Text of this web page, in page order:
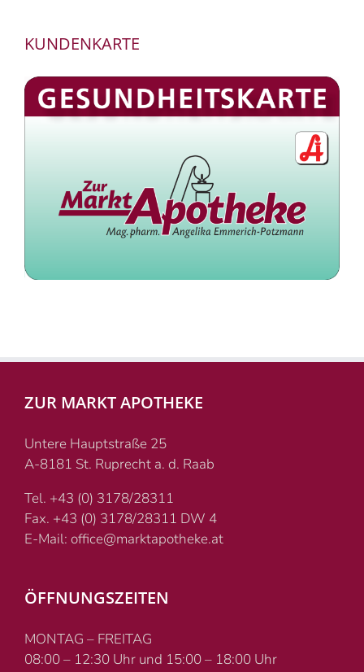
KUNDENKARTE
ZUR MARKT APOTHEKE
Untere Hauptstraße 25
A-8181 St. Ruprecht a. d. Raab
Tel. +43 (0) 3178/28311
Fax. +43 (0) 3178/28311 DW 4
E-Mail: office@marktapotheke.at
ÖFFNUNGSZEITEN
MONTAG – FREITAG
08:00 – 12:30 Uhr und 15:00 – 18:00 Uhr